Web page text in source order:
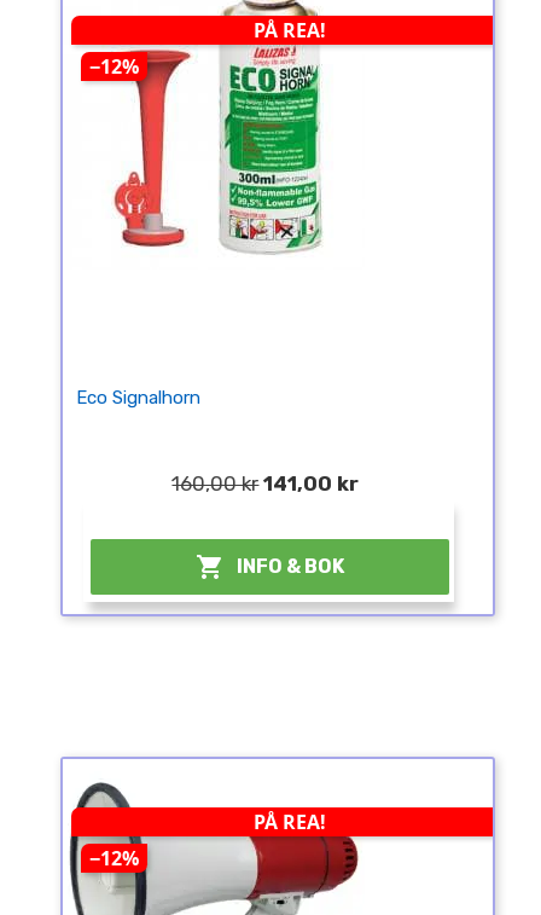
PÅ REA!
−12%
Eco Signalhorn
160,00 kr 141,00 kr
 INFO & BOK
PÅ REA!
−12%